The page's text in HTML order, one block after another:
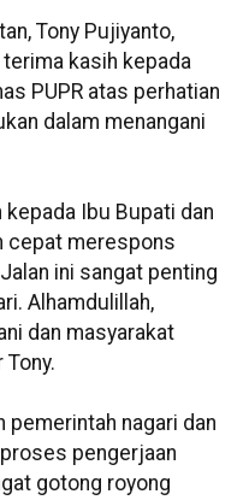
Tony Pujiyanto,
kasih kepada
PUPR atas perhatian
dalam menangani
Ibu Bupati dan
cepat merespons
ini sangat penting
Alhamdulillah,
dan masyarakat
pemerintah nagari dan
pengerjaan
gotong royong